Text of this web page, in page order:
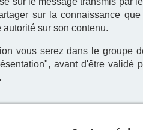
sur la connaissance
sur son contenu.
vous serez dans le groupe
avant d'être